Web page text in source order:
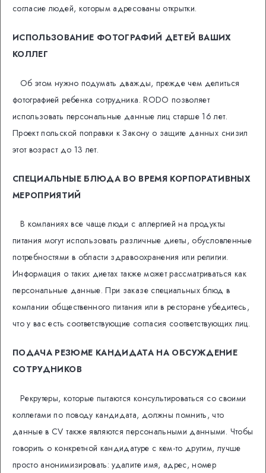
согласие людей, которым адресованы открытки.
ИСПОЛЬЗОВАНИЕ ФОТОГРАФИЙ ДЕТЕЙ ВАШИХ
КОЛЛЕГ
Об этом нужно подумать дважды, прежде чем делиться
фотографией ребенка сотрудника. RODO позволяет
использовать персональные данные лиц старше 16 лет.
Проект польской поправки к Закону о защите данных снизил
этот возраст до 13 лет.
СПЕЦИАЛЬНЫЕ БЛЮДА ВО ВРЕМЯ КОРПОРАТИВНЫХ
МЕРОПРИЯТИЙ
В компаниях все чаще люди с аллергией на продукты
питания могут использовать различные диеты, обусловленные
потребностями в области здравоохранения или религии.
Информация о таких диетах также может рассматриваться как
персональные данные. При заказе специальных блюд в
компании общественного питания или в ресторане убедитесь,
что у вас есть соответствующие согласия соответствующих лиц.
ПОДАЧА РЕЗЮМЕ КАНДИДАТА НА ОБСУЖДЕНИЕ
СОТРУДНИКОВ
Рекрутеры, которые пытаются консультироваться со своими
коллегами по поводу кандидата, должны помнить, что
данные в CV также являются персональными данными. Чтобы
говорить о конкретной кандидатуре с кем-то другим, лучше
просто анонимизировать: удалите имя, адрес, номер